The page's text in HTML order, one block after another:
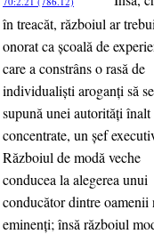
în treacăt, războiul ar
onorat ca şcoală de
care a constrâns o rasă de
individualişti aroganţi să se
supună unei autorităţi înalt
concentrate, un şef
Războiul de modă veche
conducea la alegerea unui
conducător dintre oamenii
eminenţi; însă războiul